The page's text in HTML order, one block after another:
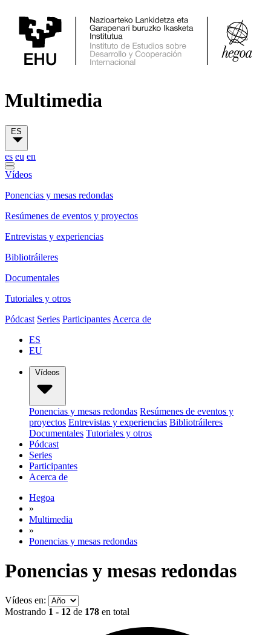
Multimedia
ES
es eu en
Vídeos
Ponencias y mesas redondas
Resúmenes de eventos y proyectos
Entrevistas y experiencias
Bibliotráileres
Documentales
Tutoriales y otros
Pódcast Series Participantes Acerca de
ES
EU
Vídeos
Ponencias y mesas redondas Resúmenes de eventos y
proyectos Entrevistas y experiencias Bibliotráileres
Documentales Tutoriales y otros
Pódcast
Series
Participantes
Acerca de
Hegoa
»
Multimedia
»
Ponencias y mesas redondas
Ponencias y mesas redondas
Vídeos en:
Mostrando 1 - 12 de 178 en total